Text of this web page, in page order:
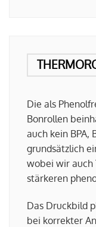
Die als
Bonrollen
auch kein BPA,
grundsätzlich
wobei wir auch
stärkeren
Das Druckbild
bei korrekter